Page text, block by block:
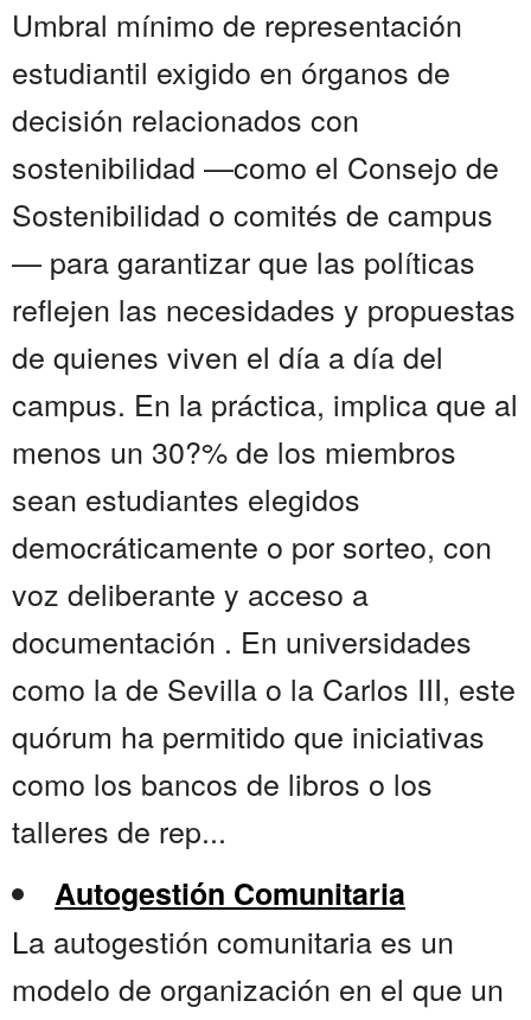
Umbral mínimo de representación
estudiantil exigido en órganos de
decisión relacionados con
sostenibilidad —como el Consejo de
Sostenibilidad o comités de campus
— para garantizar que las políticas
reflejen las necesidades y propuestas
de quienes viven el día a día del
campus. En la práctica, implica que al
menos un 30?% de los miembros
sean estudiantes elegidos
democráticamente o por sorteo, con
voz deliberante y acceso a
documentación . En universidades
como la de Sevilla o la Carlos III, este
quórum ha permitido que iniciativas
como los bancos de libros o los
talleres de rep...
Autogestión Comunitaria
La autogestión comunitaria es un
modelo de organización en el que un